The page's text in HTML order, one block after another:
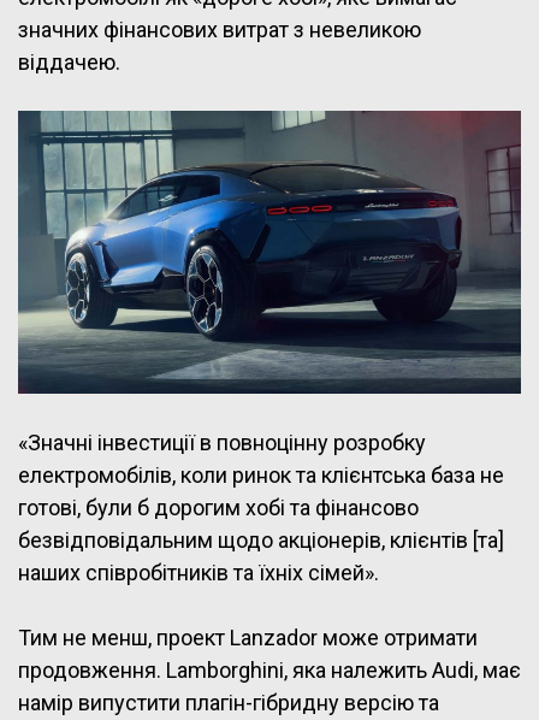
значних фінансових витрат з невеликою
віддачею.
«Значні інвестиції в повноцінну розробку
електромобілів, коли ринок та клієнтська база не
готові, були б дорогим хобі та фінансово
безвідповідальним щодо акціонерів, клієнтів [та]
наших співробітників та їхніх сімей».
Тим не менш, проект Lanzador може отримати
продовження. Lamborghini, яка належить Audi, має
намір випустити плагін-гібридну версію та